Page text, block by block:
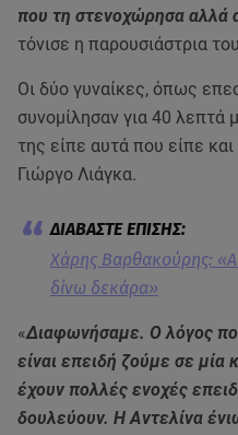
που τη στενοχώρησα αλλά
τόνισε η παρουσιάστρια
Οι δύο γυναίκες, όπως
συνομίλησαν για 40 λεπτά
της είπε αυτά που είπε
Γιώργο Λιάγκα.
Χάρης Βαρθακούρης:
δίνω δεκάρα»
«Διαφωνήσαμε. Ο λόγος
είναι επειδή ζούμε σε μία
έχουν πολλές ενοχές
δουλεύουν. Η Αντελίνα